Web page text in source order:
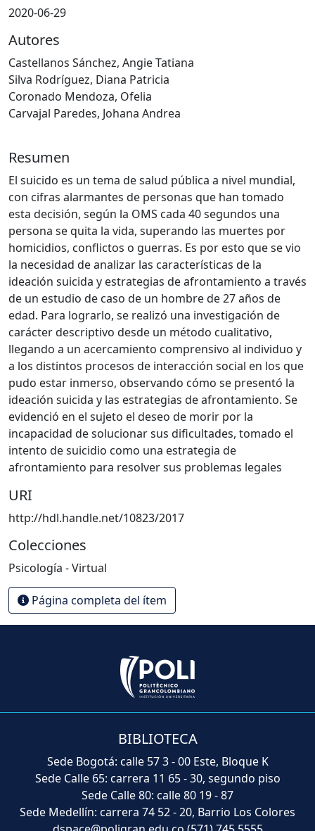
2020-06-29
Autores
Castellanos Sánchez, Angie Tatiana
Silva Rodríguez, Diana Patricia
Coronado Mendoza, Ofelia
Carvajal Paredes, Johana Andrea
Resumen
El suicido es un tema de salud pública a nivel mundial,
con cifras alarmantes de personas que han tomado
esta decisión, según la OMS cada 40 segundos una
persona se quita la vida, superando las muertes por
homicidios, conflictos o guerras. Es por esto que se vio
la necesidad de analizar las características de la
ideación suicida y estrategias de afrontamiento a través
de un estudio de caso de un hombre de 27 años de
edad. Para lograrlo, se realizó una investigación de
carácter descriptivo desde un método cualitativo,
llegando a un acercamiento comprensivo al individuo y
a los distintos procesos de interacción social en los que
pudo estar inmerso, observando cómo se presentó la
ideación suicida y las estrategias de afrontamiento. Se
evidenció en el sujeto el deseo de morir por la
incapacidad de solucionar sus dificultades, tomado el
intento de suicidio como una estrategia de
afrontamiento para resolver sus problemas legales
URI
http://hdl.handle.net/10823/2017
Colecciones
Psicología - Virtual
Página completa del ítem
BIBLIOTECA
Sede Bogotá: calle 57 3 - 00 Este, Bloque K
Sede Calle 65: carrera 11 65 - 30, segundo piso
Sede Calle 80: calle 80 19 - 87
Sede Medellín: carrera 74 52 - 20, Barrio Los Colores